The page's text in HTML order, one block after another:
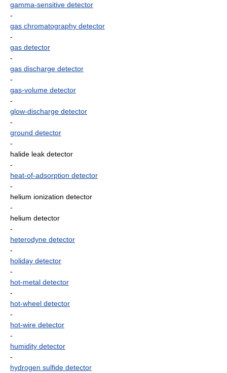
gamma-sensitive detector
-
gas chromatography detector
-
gas detector
-
gas discharge detector
-
gas-volume detector
-
glow-discharge detector
-
ground detector
-
halide leak detector
-
heat-of-adsorption detector
-
helium ionization detector
-
helium detector
-
heterodyne detector
-
holiday detector
-
hot-metal detector
-
hot-wheel detector
-
hot-wire detector
-
humidity detector
-
hydrogen sulfide detector